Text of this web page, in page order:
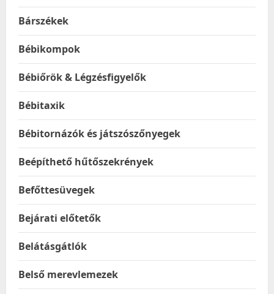
Bárszékek
Bébikompok
Bébiőrök & Légzésfigyelők
Bébitaxik
Bébitornázók és játszószőnyegek
Beépíthető hűtőszekrények
Befőttesüvegek
Bejárati előtetők
Belátásgátlók
Belső merevlemezek